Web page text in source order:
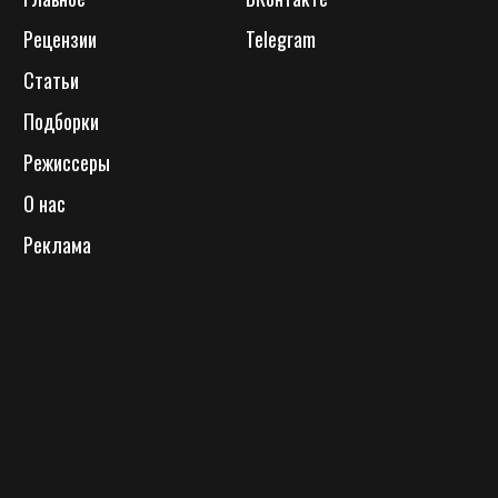
Рецензии
Статьи
Подборки
Режиссеры
О нас
Реклама
Telegram